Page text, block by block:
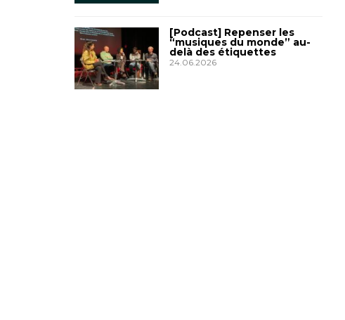
[Podcast] Repenser les
“musiques du monde” au-
delà des étiquettes
24.06.2026